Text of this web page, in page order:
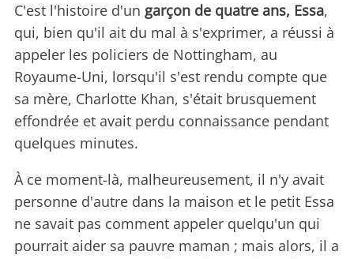
C'est l'histoire d'un garçon de quatre ans, Essa,
qui, bien qu'il ait du mal à s'exprimer, a réussi à
appeler les policiers de Nottingham, au
Royaume-Uni, lorsqu'il s'est rendu compte que
sa mère, Charlotte Khan, s'était brusquement
effondrée et avait perdu connaissance pendant
quelques minutes.
À ce moment-là, malheureusement, il n'y avait
personne d'autre dans la maison et le petit Essa
ne savait pas comment appeler quelqu'un qui
pourrait aider sa pauvre maman ; mais alors, il a